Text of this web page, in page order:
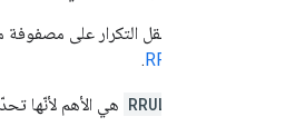
يحتوي حقل التكرار على
RFC 5545
.
RRULE هي الأهم لأنّها